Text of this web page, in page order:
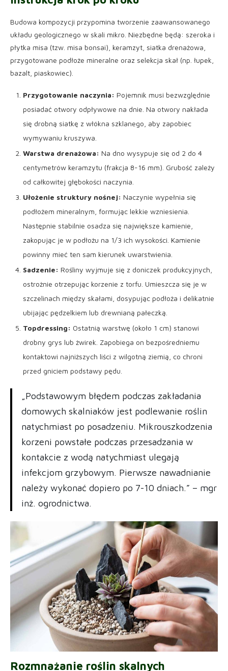
Budowa kompozycji przypomina tworzenie zaawansowanego
układu geologicznego w skali mikro. Niezbędne będą: szeroka i
płytka misa (tzw. misa bonsai), keramzyt, siatka drenażowa,
przygotowane podłoże mineralne oraz selekcja skał (np. łupek,
bazalt, piaskowiec).
Przygotowanie naczynia: Pojemnik musi bezwzględnie
posiadać otwory odpływowe na dnie. Na otwory nakłada
się drobną siatkę z włókna szklanego, aby zapobiec
wymywaniu kruszywa.
Warstwa drenażowa: Na dno wysypuje się od 2 do 4
centymetrów keramzytu (frakcja 8-16 mm). Grubość zależy
od całkowitej głębokości naczynia.
Ułożenie struktury nośnej: Naczynie wypełnia się
podłożem mineralnym, formując lekkie wzniesienia.
Następnie stabilnie osadza się największe kamienie,
zakopując je w podłożu na 1/3 ich wysokości. Kamienie
powinny mieć ten sam kierunek uwarstwienia.
Sadzenie: Rośliny wyjmuje się z doniczek produkcyjnych,
ostrożnie otrzepując korzenie z torfu. Umieszcza się je w
szczelinach między skałami, dosypując podłoża i delikatnie
ubijając pędzelkiem lub drewnianą pałeczką.
Topdressing: Ostatnią warstwę (około 1 cm) stanowi
drobny grys lub żwirek. Zapobiega on bezpośredniemu
kontaktowi najniższych liści z wilgotną ziemią, co chroni
przed gniciem podstawy pędu.
„Podstawowym błędem podczas zakładania
domowych skalniaków jest podlewanie roślin
natychmiast po posadzeniu. Mikrouszkodzenia
korzeni powstałe podczas przesadzania w
kontakcie z wodą natychmiast ulegają
infekcjom grzybowym. Pierwsze nawadnianie
należy wykonać dopiero po 7-10 dniach.” – mgr
inż. ogrodnictwa.
Rozmnażanie roślin skalnych